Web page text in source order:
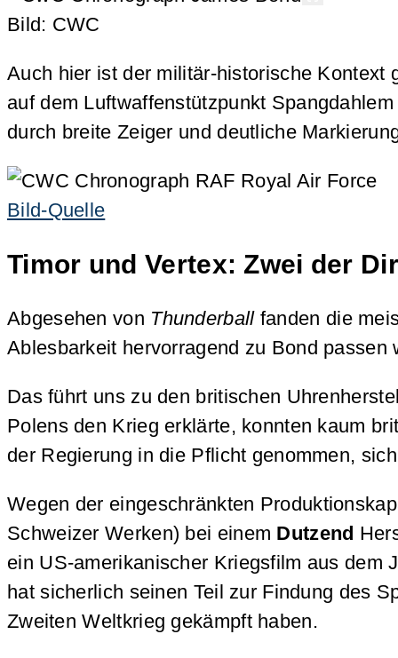
Bild: CWC
Auch hier ist der militär-historische Kontext
auf dem Luftwaffenstützpunkt
durch breite Zeiger und deutliche
Bild-Quelle
Timor und Vertex: Zwei der
Abgesehen von Thunderball fanden die
Ablesbarkeit hervorragend zu Bond passen
Das führt uns zu den britischen
Polens den Krieg erklärte, konnten kaum
der Regierung in die Pflicht genommen,
Wegen der eingeschränkten
Schweizer Werken) bei einem Dutzend
ein US-amerikanischer Kriegsfilm aus dem
hat sicherlich seinen Teil zur Findung des
Zweiten Weltkrieg gekämpft haben.